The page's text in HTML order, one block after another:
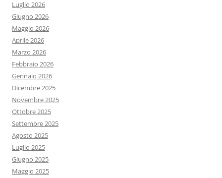
Luglio 2026
Giugno 2026
Maggio 2026
Aprile 2026
Marzo 2026
Febbraio 2026
Gennaio 2026
Dicembre 2025
Novembre 2025
Ottobre 2025
Settembre 2025
Agosto 2025
Luglio 2025
Giugno 2025
Maggio 2025